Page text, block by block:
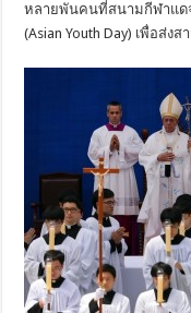
หลายพันคนที่สนามกีฬาแดจ
(Asian Youth Day) เพื่อส่ง